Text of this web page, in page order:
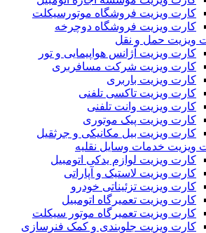
کارت ویزیت فروشگاه موتورسیکلت
کارت ویزیت فروشگاه دوچرخه
ویزیت حمل و نقل
کارت ویزیت آژانس هواپیمایی و تور
کارت ویزیت شرکت مسافربری
کارت ویزیت باربری
کارت ویزیت تاکسی تلفنی
کارت ویزیت وانت تلفنی
کارت ویزیت پیک موتوری
کارت ویزیت بیل مکانیکی و جرثقیل
ویزیت خدمات وسایل نقلیه
کارت ویزیت لوازم یدکی اتومبیل
کارت ویزیت لاستیک و آپاراتی
کارت ویزیت تزئیناتی خودرو
کارت ویزیت تعمیرگاه اتومبیل
کارت ویزیت تعمیرگاه موتور سیکلت
کارت ویزیت جلوبندی و کمک فنرسازی